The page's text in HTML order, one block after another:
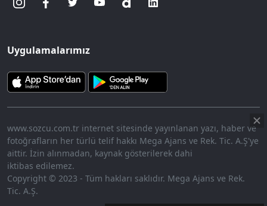
Aç
7.91%
Uygulamalarımız
www.sozcu.com.tr internet sitesinde yayınlanan yazı, haber ve
fotoğrafların her türlü telif hakkı Mega Ajans ve Rek. Tic. A.Ş'ye
aittir. İzin alınmadan, kaynak gösterilerek dahi
iktibas edilemez.
Copyright © 2023 - Tüm hakları saklıdır. Mega Ajans ve Rek.
Tic. A.Ş.